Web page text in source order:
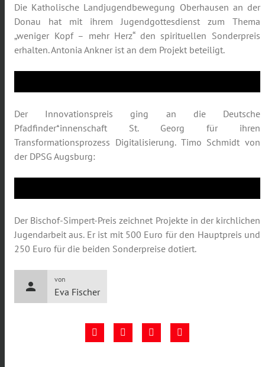
Die Katholische Landjugendbewegung Oberhausen an der
Donau hat mit ihrem Jugendgottesdienst zum Thema
„weniger Kopf – mehr Herz“ den spirituellen Sonderpreis
erhalten. Antonia Ankner ist an dem Projekt beteiligt.
Der Innovationspreis ging an die Deutsche
Pfadfinder*innenschaft St. Georg für ihren
Transformationsprozess Digitalisierung. Timo Schmidt von
der DPSG Augsburg:
Der Bischof-Simpert-Preis zeichnet Projekte in der kirchlichen
Jugendarbeit aus. Er ist mit 500 Euro für den Hauptpreis und
250 Euro für die beiden Sonderpreise dotiert.
person
von
Eva Fischer